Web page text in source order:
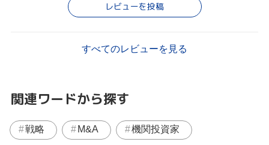
レビューを投稿
すべてのレビューを見る
関連ワードから探す
戦略 M&A 機関投資家